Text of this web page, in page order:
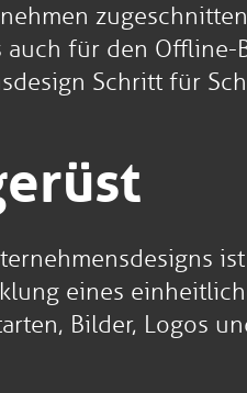
für den
Schritt für
eines
Bilder, Logos